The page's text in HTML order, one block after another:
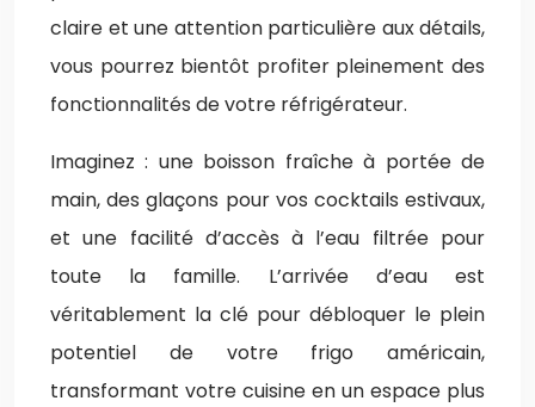
claire et une attention particulière aux détails,
vous pourrez bientôt profiter pleinement des
fonctionnalités de votre réfrigérateur.
Imaginez : une boisson fraîche à portée de
main, des glaçons pour vos cocktails estivaux,
et une facilité d’accès à l’eau filtrée pour
toute la famille. L’arrivée d’eau est
véritablement la clé pour débloquer le plein
potentiel de votre frigo américain,
transformant votre cuisine en un espace plus